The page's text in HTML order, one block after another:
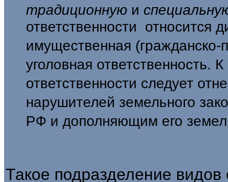
традици­онную и
ответственности отно­сится
имущественная
уголовная ответственность.
ответственности следует
нарушителей земельного
РФ и дополняющим его
Такое подразделение видов